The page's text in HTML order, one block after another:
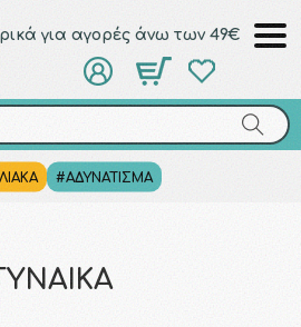
για αγορές άνω των 49€
#ΑΔΥΝΑΤΙΣΜΑ